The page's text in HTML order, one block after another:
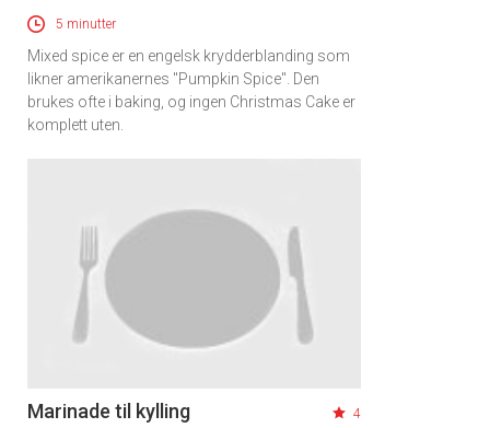
5 minutter
Mixed spice er en engelsk krydderblanding som
likner amerikanernes "Pumpkin Spice". Den
brukes ofte i baking, og ingen Christmas Cake er
komplett uten.
Marinade til kylling 4